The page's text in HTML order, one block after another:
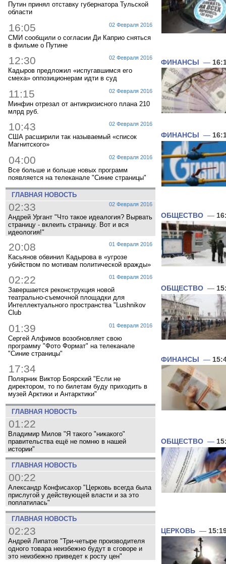
Путин принял отставку губернатора Тульской
области
02 Февраля 2016
16:05
СМИ сообщили о согласии Ди Каприо сняться
в фильме о Путине
02 Февраля 2016
12:30
Кадыров предложил «испугавшимся его
смеха» оппозиционерам идти в суд
02 Февраля 2016
11:15
Минфин отрезал от антикризисного плана 210
млрд руб.
02 Февраля 2016
10:43
США расширили так называемый «список
Магнитского»
02 Февраля 2016
04:00
Все больше и больше новых программ
появляется на телеканале "Синие страницы"
ГЛАВНАЯ НОВОСТЬ
02 Февраля 2016
02:33
Андрей Ургант "Что такое идеалогия? Вырвать
страницу - вклеить страницу. Вот и вся
идеология!"
01 Февраля 2016
20:08
Касьянов обвинил Кадырова в «угрозе
убийством по мотивам политической вражды»
01 Февраля 2016
02:22
Завершается реконструкция новой
театрально-съемочной площадки для
Интеллектуального пространства "Lushnikov
Club
01 Февраля 2016
01:39
Сергей Алфимов возобновляет свою
программу "Фото Формат" на телеканале
"Синие страницы"
17:34
Полярник Виктор Боярский "Если не
директором, то по билетам буду приходить в
музей Арктики и Антарктики"
ГЛАВНАЯ НОВОСТЬ
01:22
Владимир Милов "Я такого "никакого"
правительства ещё не помню в нашей
истории"
ГЛАВНАЯ НОВОСТЬ
00:22
Александр Конфисахор "Церковь всегда была
прислугой у действующей власти и за это
поплатилась"
ГЛАВНАЯ НОВОСТЬ
02:23
Андрей Липатов "Три-четыре производителя
одного товара неизбежно будут в сговоре и
это неизбежно приведет к росту цен"
ФИНАНСЫ —
ФИНАНСЫ —
ОБЩЕСТВО —
ОБЩЕСТВО —
ФИНАНСЫ —
ОБЩЕСТВО —
ЦЕРКОВЬ —